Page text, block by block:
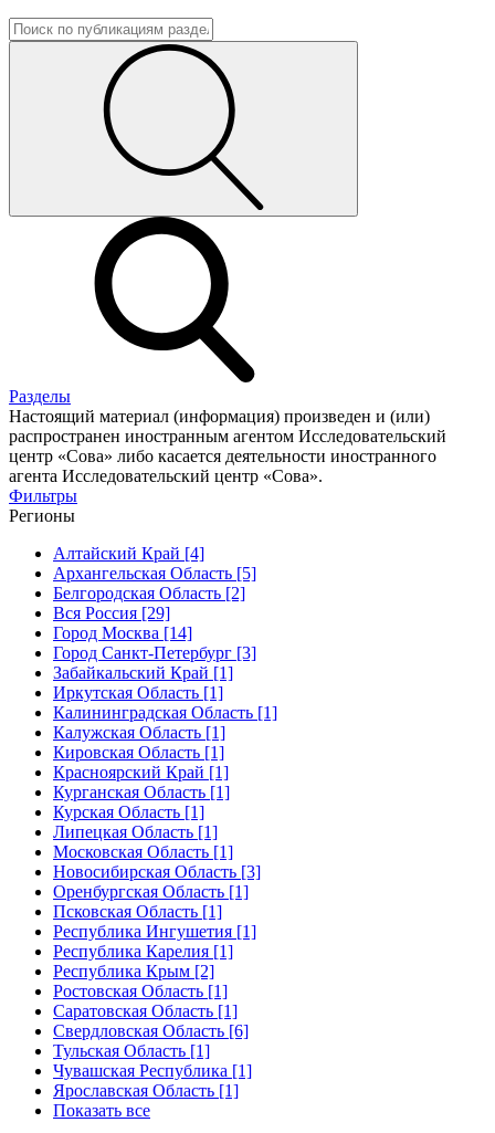
Разделы
Настоящий материал (информация) произведен и (или)
распространен иностранным агентом Исследовательский
центр «Сова» либо касается деятельности иностранного
агента Исследовательский центр «Сова».
Фильтры
Регионы
Алтайский Край [4]
Архангельская Область [5]
Белгородская Область [2]
Вся Россия [29]
Город Москва [14]
Город Санкт-Петербург [3]
Забайкальский Край [1]
Иркутская Область [1]
Калининградская Область [1]
Калужская Область [1]
Кировская Область [1]
Красноярский Край [1]
Курганская Область [1]
Курская Область [1]
Липецкая Область [1]
Московская Область [1]
Новосибирская Область [3]
Оренбургская Область [1]
Псковская Область [1]
Республика Ингушетия [1]
Республика Карелия [1]
Республика Крым [2]
Ростовская Область [1]
Саратовская Область [1]
Свердловская Область [6]
Тульская Область [1]
Чувашская Республика [1]
Ярославская Область [1]
Показать все